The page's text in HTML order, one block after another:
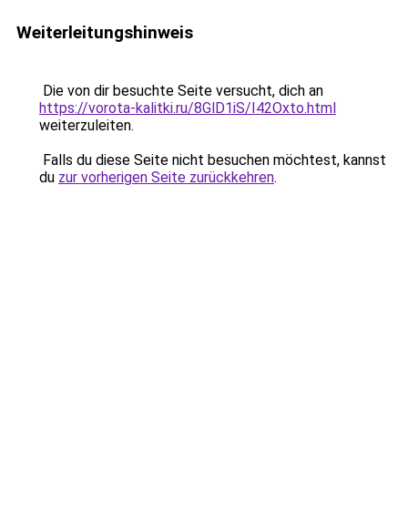
Weiterleitungshinweis
Die von dir besuchte Seite versucht, dich an
https://vorota-kalitki.ru/8GlD1iS/I42Oxto.html
weiterzuleiten.
Falls du diese Seite nicht besuchen möchtest, kannst
du zur vorherigen Seite zurückkehren.